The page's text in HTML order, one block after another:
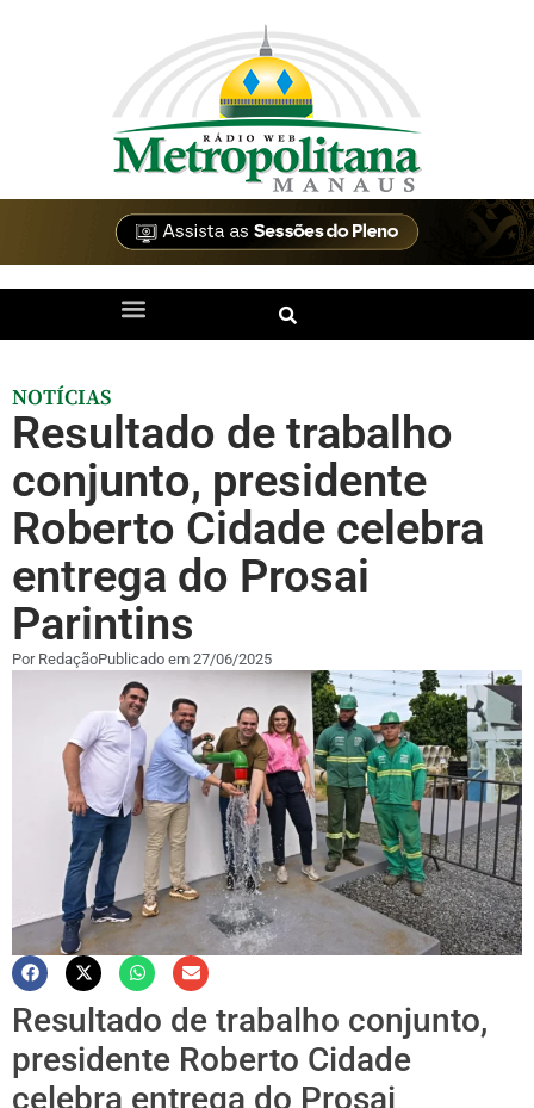
NOTÍCIAS
Resultado de trabalho
conjunto, presidente
Roberto Cidade celebra
entrega do Prosai
Parintins
PorRedaçãoPublicado em 27/06/2025
Resultado de trabalho conjunto,
presidente Roberto Cidade
celebra entrega do Prosai